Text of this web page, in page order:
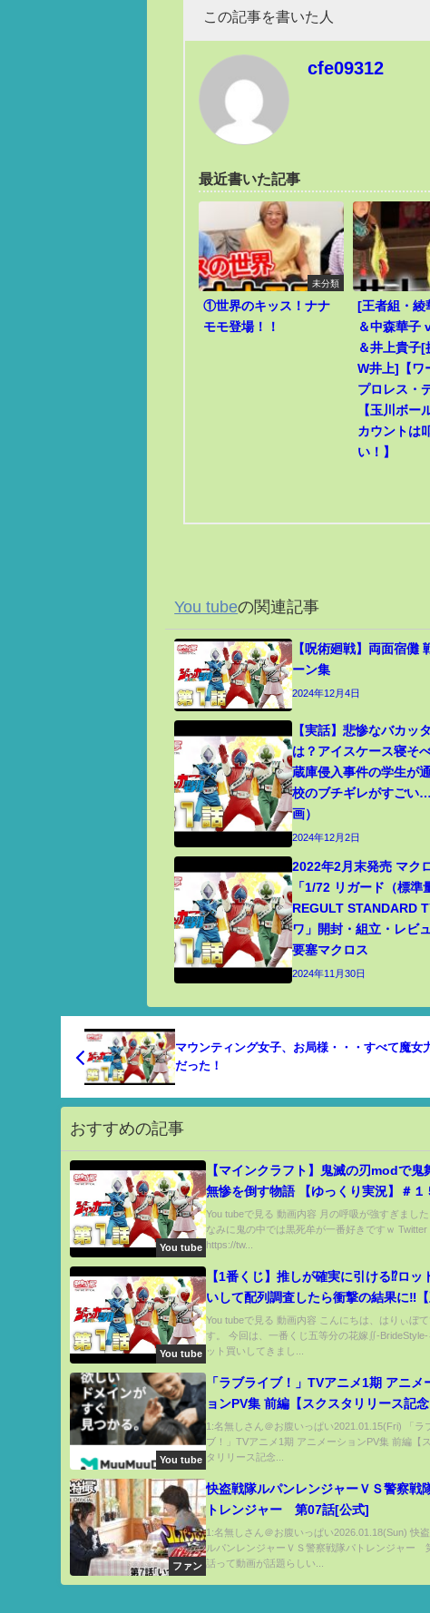
この記事を書いた人
cfe09312
最近書いた記事
未分類
①世界のキッス！ナナ
モモ登場！！
[王者組・綾
＆中森華子
＆井上貴子[
W井上]【ワ
プロレス・
【玉川ボー
カウントは
い！】
You tubeの関連記事
【呪術廻戦】両面宿儺
ーン集
2024年12月4日
【実話】悲惨なバカッ
は？アイスケース寝そ
蔵庫侵入事件の学生が
校のブチギレがすごい
画）
2024年12月2日
2022年2月末発売 マク
「1/72 リガード（標準
REGULT STANDARD
ワ」開封・組立・レビ
要塞マクロス
2024年11月30日
マウンティング女子、お局様・・・すべて魔女
だった！
おすすめの記事
You tube
【マインクラフト】鬼滅の刃modで鬼
無惨を倒す物語 【ゆっくり実況】＃１
You tubeで見る 動画内容 月の呼吸が強すぎまし
なみに鬼の中では黒死牟が一番好きですｗ Twitter
https://tw...
You tube
【1番くじ】推しが確実に引ける⁉︎ロッ
いして配列調査したら衝撃の結果に‼︎
分の花嫁一番くじ】
You tubeで見る 動画内容 こんにちは、はりぃぼ
す。 今回は、一番くじ五等分の花嫁∬-BrideStyle-
ット買いしてきまし...
You tube
「ラブライブ！」TVアニメ1期 アニメ
ョンPV集 前編【スクスタリリース記念
1:名無しさん＠お腹いっぱい2021.01.15(Fri) 「ラ
ブ！」TVアニメ1期 アニメーションPV集 前編【
タリリース記念...
ファン
快盗戦隊ルパンレンジャーＶＳ警察戦
トレンジャー 第07話[公式]
1:名無しさん＠お腹いっぱい2026.01.18(Sun) 快
ルパンレンジャーＶＳ警察戦隊パトレンジャー
話って動画が話題らしい...